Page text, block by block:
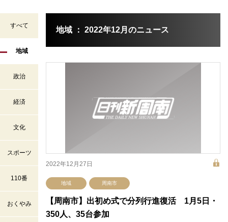
すべて
地域
政治
経済
文化
スポーツ
110番
おくやみ
地域 ： 2022年12月のニュース
2022年12月27日
地域 周南市
【周南市】出初め式で分列行進復活 1月5日・
350人、35台参加